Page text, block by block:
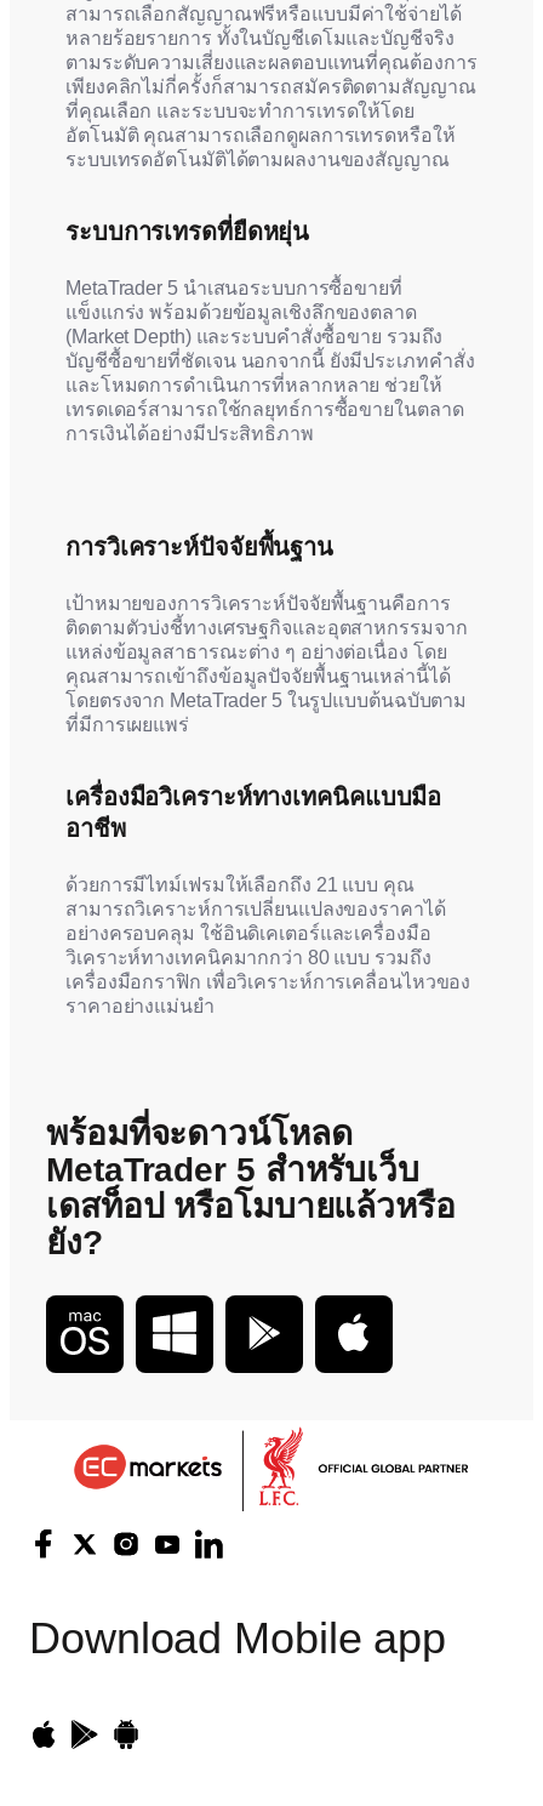
สามารถเลือกสัญญาณฟรีหรือแบบมีค่าใช้จ่ายได้
หลายร้อยรายการ ทั้งในบัญชีเดโมและบัญชีจริง
ตามระดับความเสี่ยงและผลตอบแทนที่คุณต้องการ
เพียงคลิกไม่กี่ครั้งก็สามารถสมัครติดตามสัญญาณ
ที่คุณเลือก และระบบจะทำการเทรดให้โดย
อัตโนมัติ คุณสามารถเลือกดูผลการเทรดหรือให้
ระบบเทรดอัตโนมัติได้ตามผลงานของสัญญาณ
ระบบการเทรดที่ยืดหยุ่น
MetaTrader 5 นำเสนอระบบการซื้อขายที่
แข็งแกร่ง พร้อมด้วยข้อมูลเชิงลึกของตลาด
(Market Depth) และระบบคำสั่งซื้อขาย รวมถึง
บัญชีซื้อขายที่ชัดเจน นอกจากนี้ ยังมีประเภทคำสั่ง
และโหมดการดำเนินการที่หลากหลาย ช่วยให้
เทรดเดอร์สามารถใช้กลยุทธ์การซื้อขายในตลาด
การเงินได้อย่างมีประสิทธิภาพ
การวิเคราะห์ปัจจัยพื้นฐาน
เป้าหมายของการวิเคราะห์ปัจจัยพื้นฐานคือการ
ติดตามตัวบ่งชี้ทางเศรษฐกิจและอุตสาหกรรมจาก
แหล่งข้อมูลสาธารณะต่าง ๆ อย่างต่อเนื่อง โดย
คุณสามารถเข้าถึงข้อมูลปัจจัยพื้นฐานเหล่านี้ได้
โดยตรงจาก MetaTrader 5 ในรูปแบบต้นฉบับตาม
ที่มีการเผยแพร่
เครื่องมือวิเคราะห์ทางเทคนิคแบบมือ
อาชีพ
ด้วยการมีไทม์เฟรมให้เลือกถึง 21 แบบ คุณ
สามารถวิเคราะห์การเปลี่ยนแปลงของราคาได้
อย่างครอบคลุม ใช้อินดิเคเตอร์และเครื่องมือ
วิเคราะห์ทางเทคนิคมากกว่า 80 แบบ รวมถึง
เครื่องมือกราฟิก เพื่อวิเคราะห์การเคลื่อนไหวของ
ราคาอย่างแม่นยำ
พร้อมที่จะดาวน์โหลด
MetaTrader 5 สำหรับเว็บ
เดสท็อป หรือโมบายแล้วหรือ
ยัง?
Download Mobile app